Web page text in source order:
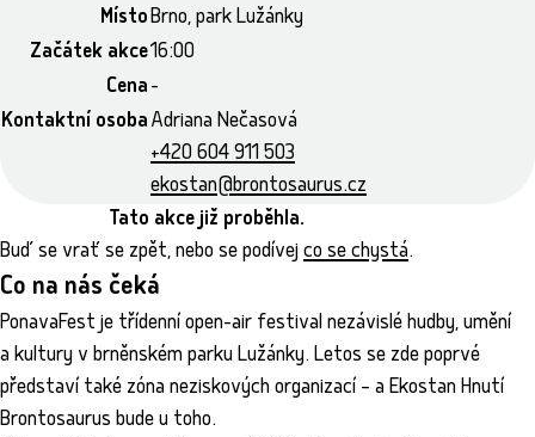
MístoBrno, park Lužánky
Začátek akce16:00
Cena-
Kontaktní osobaAdriana Nečasová
+420 604 911 503
ekostan@brontosaurus.cz
Tato akce již proběhla.
Buď se vrať se zpět, nebo se podívejco se chystá.
Co na nás čeká
PonavaFest je třídenní open-air festival nezávislé hudby, umění
a kultury v brněnském parku Lužánky. Letos se zde poprvé
představí také zóna neziskových organizací – a Ekostan Hnutí
Brontosaurus bude u toho.